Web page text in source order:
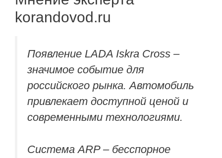
korandovod.ru
Появление LADA Iskra Cross –
значимое событие для
российского рынка. Автомобиль
привлекает доступной ценой и
современными технологиями.
Система ARP – бесспорное